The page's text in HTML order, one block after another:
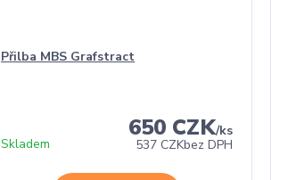
Přilba MBS Grafstract
650 CZK/ks
537 CZKbez DPH
Skladem